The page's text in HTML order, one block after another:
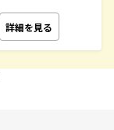
詳細を見る